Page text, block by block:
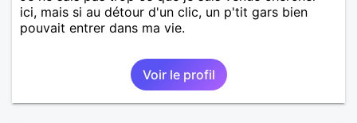
ici, mais si au détour d'un clic, un p'tit gars bien
pouvait entrer dans ma vie.
Voir le profil